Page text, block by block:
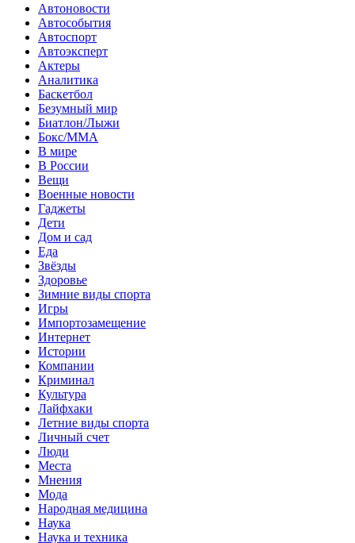
Автоновости
Автособытия
Автоспорт
Автоэксперт
Актеры
Аналитика
Баскетбол
Безумный мир
Биатлон/Лыжи
Бокс/MMA
В мире
В России
Вещи
Военные новости
Гаджеты
Дети
Дом и сад
Еда
Звёзды
Здоровье
Зимние виды спорта
Игры
Импортозамещение
Интернет
Истории
Компании
Криминал
Культура
Лайфхаки
Летние виды спорта
Личный счет
Люди
Места
Мнения
Мода
Народная медицина
Наука
Наука и техника